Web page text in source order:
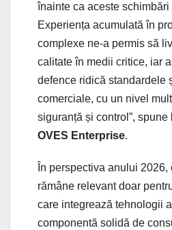
înainte ca aceste
Experiența acumulată în
complexe ne-a permis să
calitate în medii critice, iar
defence ridică standardele
comerciale, cu un nivel
siguranță și control”, spune
OVES Enterprise.
În perspectiva anului 2026,
rămâne relevant doar
care integrează tehnologii
componentă solidă de